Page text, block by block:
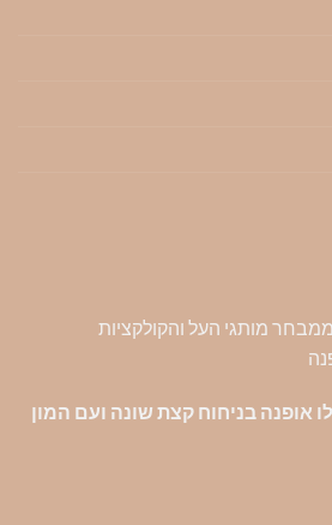
מותגי העל והקולקציות
אופנה בניחוח קצת שונה ועם המון